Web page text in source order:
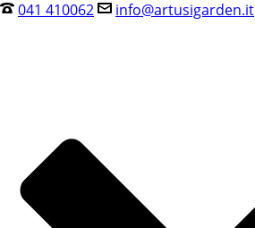
041 410062 info@artusigarden.it